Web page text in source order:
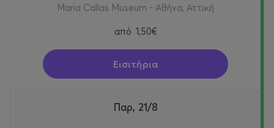
Maria Callas Museum - Αθήνα, Αττική
από 1,50€
Εισιτήρια
Παρ, 21/8